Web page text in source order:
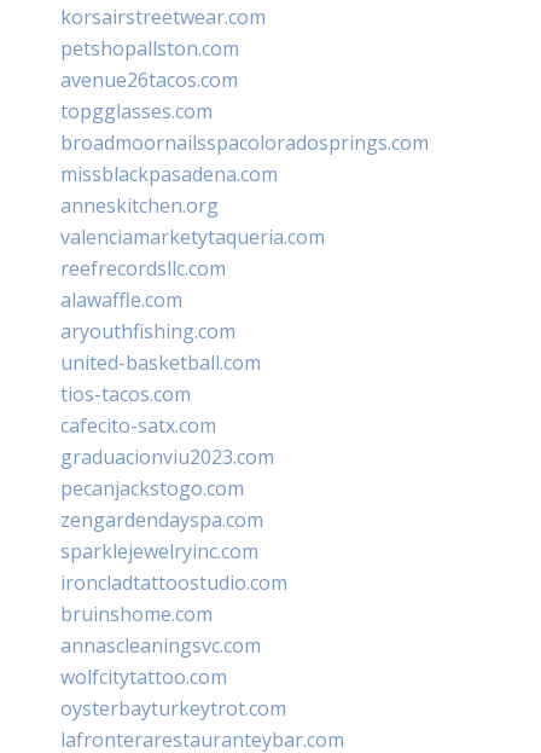
korsairstreetwear.com
petshopallston.com
avenue26tacos.com
topgglasses.com
broadmoornailsspacoloradosprings.com
missblackpasadena.com
anneskitchen.org
valenciamarketytaqueria.com
reefrecordsllc.com
alawaffle.com
aryouthfishing.com
united-basketball.com
tios-tacos.com
cafecito-satx.com
graduacionviu2023.com
pecanjackstogo.com
zengardendayspa.com
sparklejewelryinc.com
ironcladtattoostudio.com
bruinshome.com
annascleaningsvc.com
wolfcitytattoo.com
oysterbayturkeytrot.com
lafronterarestauranteybar.com